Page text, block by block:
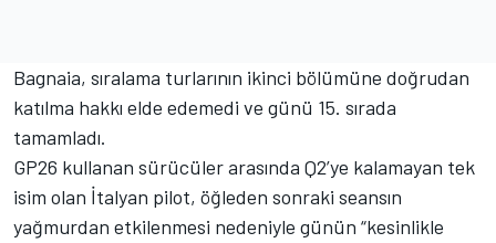
Bagnaia, sıralama turlarının ikinci bölümüne doğrudan
katılma hakkı elde edemedi ve günü 15. sırada
tamamladı.
GP26 kullanan sürücüler arasında Q2’ye kalamayan tek
isim olan İtalyan pilot, öğleden sonraki seansın
yağmurdan etkilenmesi nedeniyle günün “kesinlikle